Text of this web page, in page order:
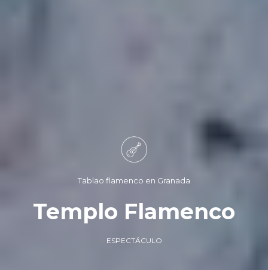
Tablao flamenco en Granada
Templo Flamenco
ESPECTÁCULO